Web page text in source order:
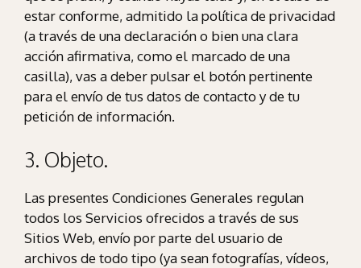
estar conforme, admitido la política de privacidad
(a través de una declaración o bien una clara
acción afirmativa, como el marcado de una
casilla), vas a deber pulsar el botón pertinente
para el envío de tus datos de contacto y de tu
petición de información.
3. Objeto.
Las presentes Condiciones Generales regulan
todos los Servicios ofrecidos a través de sus
Sitios Web, envío por parte del usuario de
archivos de todo tipo (ya sean fotografías, vídeos,